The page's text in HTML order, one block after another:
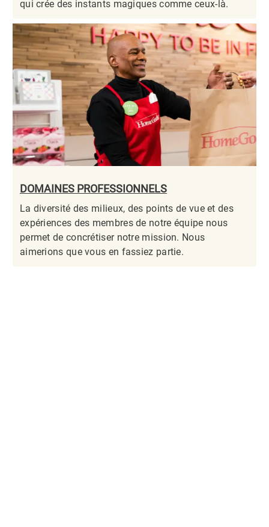
qui crée des instants magiques comme ceux-là.​​​​​​​
DOMAINES PROFESSIONNELS
La diversité des milieux, des points de vue et des
expériences des membres de notre équipe nous
permet de concrétiser notre mission. Nous
aimerions que vous en fassiez partie.​​​​​​​